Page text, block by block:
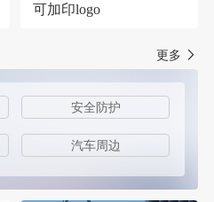
可加印logo
更多
安全防护
汽车周边